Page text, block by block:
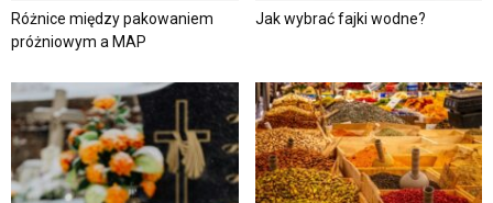
Różnice między pakowaniem
próżniowym a MAP
Jak wybrać fajki wodne?